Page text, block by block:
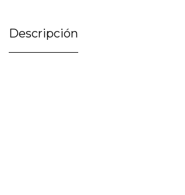
Descripción